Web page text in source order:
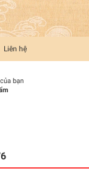
Liên hệ
bạn